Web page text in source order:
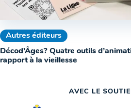
Autres éditeurs
Décod’Âges? Quatre outils
rapport à la vieillesse
AVEC LE